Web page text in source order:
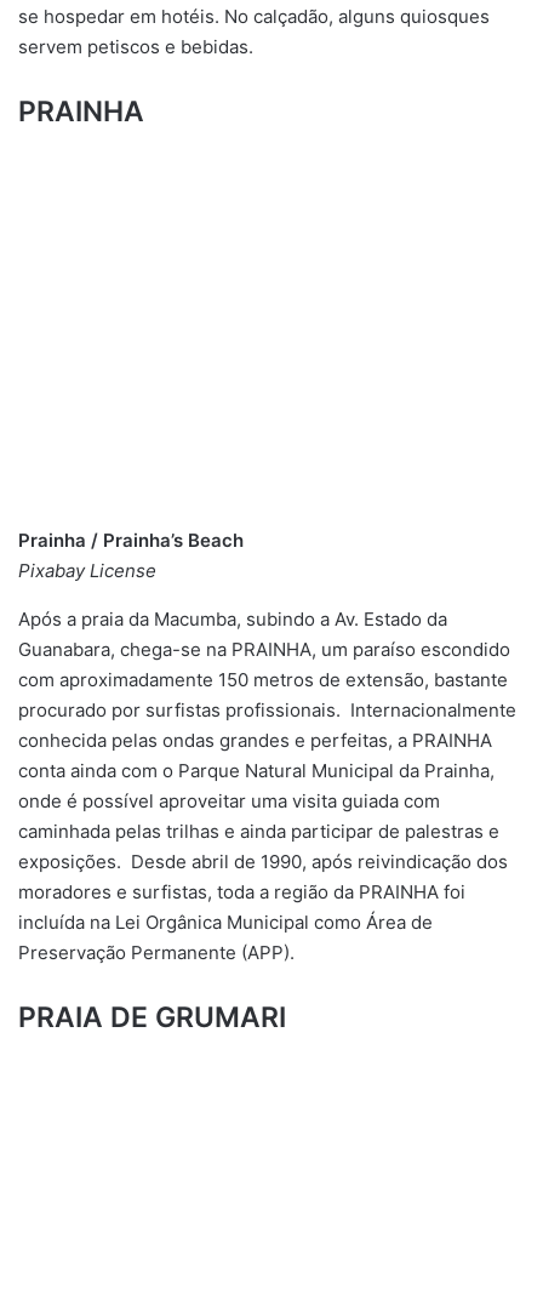
se hospedar em hotéis. No calçadão, alguns quiosques
servem petiscos e bebidas.
PRAINHA
Prainha / Prainha’s Beach
Pixabay License
Após a praia da Macumba, subindo a Av. Estado da
Guanabara, chega-se na PRAINHA, um paraíso escondido
com aproximadamente 150 metros de extensão, bastante
procurado por surfistas profissionais. Internacionalmente
conhecida pelas ondas grandes e perfeitas, a PRAINHA
conta ainda com o Parque Natural Municipal da Prainha,
onde é possível aproveitar uma visita guiada com
caminhada pelas trilhas e ainda participar de palestras e
exposições. Desde abril de 1990, após reivindicação dos
moradores e surfistas, toda a região da PRAINHA foi
incluída na Lei Orgânica Municipal como Área de
Preservação Permanente (APP).
PRAIA DE GRUMARI